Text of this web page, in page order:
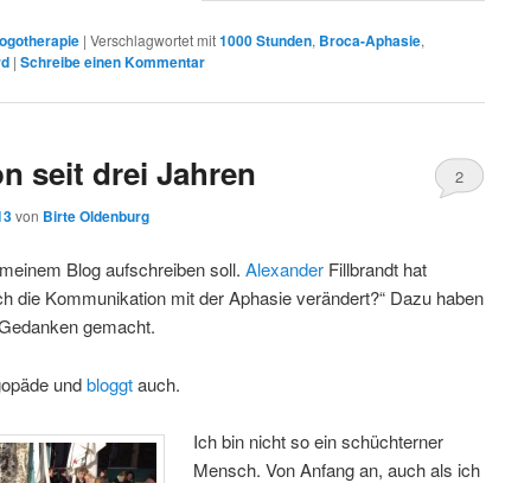
| Verschlagwortet mit1000 Stunden, Broca-Aphasie,
| Schreibe einen Kommentar
seit drei Jahren
von Birte Oldenburg
2
Blog aufschreiben soll. Alexander Fillbrandt hat
die Kommunikation mit der Aphasie verändert?“ Dazu haben
gemacht.
undbloggtauch.
Ich bin nicht so ein schüchterner
Mensch. Von Anfang an, auch als ich